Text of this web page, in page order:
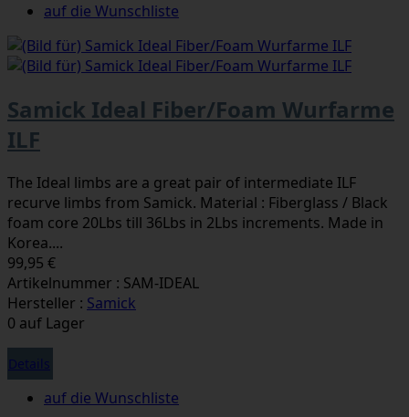
auf die Wunschliste
Samick Ideal Fiber/Foam Wurfarme
ILF
The Ideal limbs are a great pair of intermediate ILF
recurve limbs from Samick. Material : Fiberglass / Black
foam core 20Lbs till 36Lbs in 2Lbs increments. Made in
Korea....
99,95 €
Artikelnummer : SAM-IDEAL
Hersteller : Samick
0 auf Lager
Details
auf die Wunschliste